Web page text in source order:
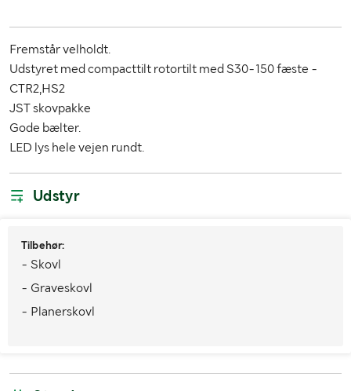
Bæltetype
MÅL OG VÆGT:
Vægt (kg)
Fremstår velholdt.
Udstyret med compacttilt rotortilt med S30-150 fæste -
CTR2,HS2
JST skovpakke
Gode bælter.
LED lys hele vejen rundt.
Udstyr
Tilbehør:
- Skovl
- Graveskovl
- Planerskovl